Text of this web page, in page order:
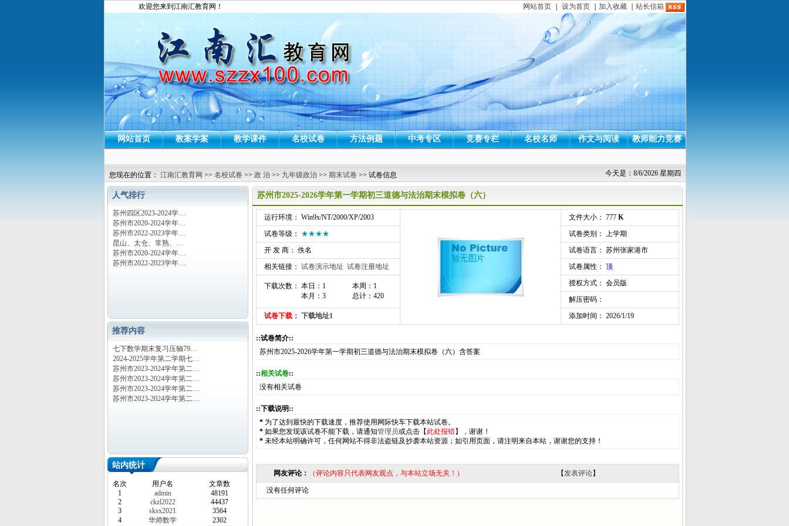
欢迎您来到江南汇教育网！ 网站首页 设为首页 加入收藏 站长信箱
网站首页 教案学案 教学课件 名校试卷 方法例题 中考专区 竞赛专栏 名校名师 作文与阅读 教师能力竞赛
今天是：8/6/2026 星期四
您现在的位置： 江南汇教育网 >> 名校试卷 >> 政 治 >> 九年级政治 >> 期末试卷 >> 试卷信息
人气排行
苏州四区2023-2024学…
苏州市2020-2024学年…
苏州市2022-2023学年…
昆山、太仓、常熟、…
苏州市2020-2024学年…
苏州市2022-2023学年…
推荐内容
七下数学期末复习压轴79…
2024-2025学年第二学期七…
苏州市2023-2024学年第二…
苏州市2023-2024学年第二…
苏州市2023-2024学年第二…
苏州市2023-2024学年第二…
站内统计
名次 用户名
文章数
1
admin
48191
2
ckzl2022
44437
3
sksx2021
3564
4
华师数学
2302
苏州市2025-2026学年第一学期初三道德与法治期末模拟卷（六）
运行环境： Win9x/NT/2000/XP/2003 文件大小： 777 K
试卷等级： ★★★★
试卷类别： 上学期
开 发 商： 佚名
试卷语言： 苏州张家港市
相关链接： 试卷演示地址 试卷注册地址 试卷属性： 顶
下载次数： 本日：1
本月：3
本周：1
总计：420
授权方式： 会员版
解压密码：
试卷下载： 下载地址1 添加时间： 2026/1/19
::试卷简介::
苏州市2025-2026学年第一学期初三道德与法治期末模拟卷（六）含答案
::相关试卷::
没有相关试卷
::下载说明::
* 为了达到最快的下载速度，推荐使用网际快车下载本站试卷。
* 如果您发现该试卷不能下载，请通知管理员或点击【 此处报错】，谢谢！
* 未经本站明确许可，任何网站不得非法盗链及抄袭本站资源；如引用页面，请注明来自本站，谢谢您的支持！
网友评论： （评论内容只代表网友观点，与本站立场无关！） 【发表评论】
没有任何评论